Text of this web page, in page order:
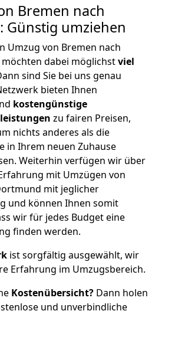
Bremen nach
Günstig umziehen
Umzug von Bremen nach
dabei möglichstviel
sind Sie bei uns genau
bieten Ihnen
kostengünstige
zu fairen Preisen,
nichts anderes als die
in Ihrem neuen Zuhause
Weiterhin verfügen wir über
mit Umzügen von
mit jeglicher
und können Ihnen somit
wir für jedes Budget eine
finden werden.
ist sorgfältig ausgewählt, wir
Erfahrung im Umzugsbereich.
Kostenübersicht? Dann holen
und unverbindliche